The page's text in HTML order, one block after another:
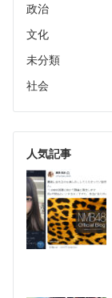
政治
文化
未分類
社会
人気記事